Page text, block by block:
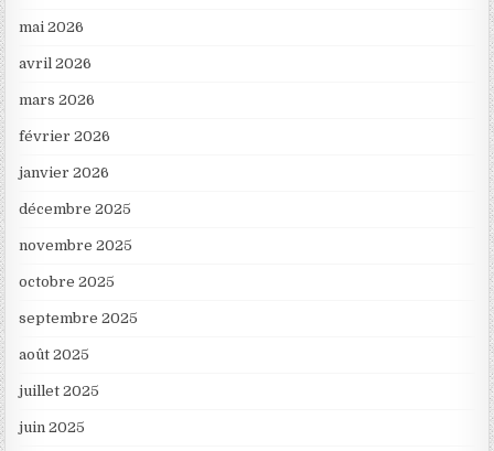
mai 2026
avril 2026
mars 2026
février 2026
janvier 2026
décembre 2025
novembre 2025
octobre 2025
septembre 2025
août 2025
juillet 2025
juin 2025